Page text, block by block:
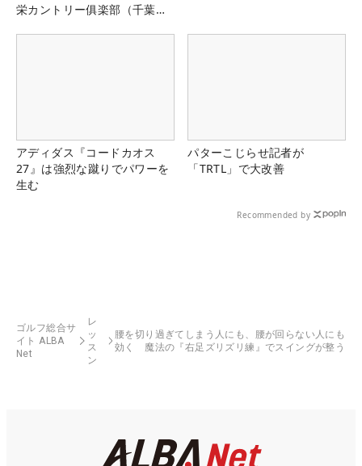
栄カントリー俱楽部（千葉
アディダス『コードカオス
27』は強烈な蹴りでパワーを
生む
パターこじらせ記者が
「TRTL」で大改善
Recommended by
ゴルフ総合サ
イト ALBA
Net
レ
ッ
ス
ン
腰を切り過ぎてしまう人にも、腰が回らない人にも
効く 魔法の『右足ズリズリ練』でスイングが整う